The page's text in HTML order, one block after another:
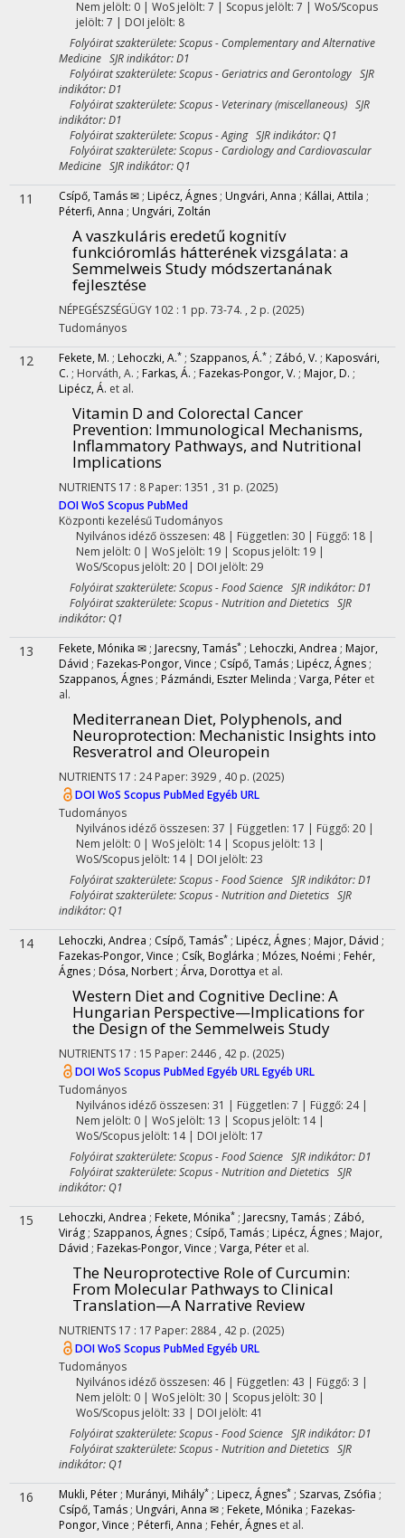
Nem jelölt: 0 | WoS jelölt: 7 | Scopus jelölt: 7 | WoS/Scopus
jelölt: 7 | DOI jelölt: 8
Folyóirat szakterülete: Scopus - Complementary and Alternative
Medicine SJR indikátor: D1
Folyóirat szakterülete: Scopus - Geriatrics and Gerontology SJR
indikátor: D1
Folyóirat szakterülete: Scopus - Veterinary (miscellaneous) SJR
indikátor: D1
Folyóirat szakterülete: Scopus - Aging SJR indikátor: Q1
Folyóirat szakterülete: Scopus - Cardiology and Cardiovascular
Medicine SJR indikátor: Q1
11 Csípő, Tamás ✉ ; Lipécz, Ágnes ; Ungvári, Anna ; Kállai, Attila ;
Péterfi, Anna ; Ungvári, Zoltán
A vaszkuláris eredetű kognitív
funkcióromlás hátterének vizsgálata: a
Semmelweis Study módszertanának
fejlesztése
NÉPEGÉSZSÉGÜGY 102 : 1 pp. 73-74. , 2 p. (2025)
Tudományos
12 Fekete, M. ; Lehoczki, A.* ; Szappanos, Á.* ; Zábó, V. ; Kaposvári,
C. ; Horváth, A. ; Farkas, Á. ; Fazekas-Pongor, V. ; Major, D. ;
Lipécz, Á. et al.
Vitamin D and Colorectal Cancer
Prevention: Immunological Mechanisms,
Inflammatory Pathways, and Nutritional
Implications
NUTRIENTS 17 : 8 Paper: 1351 , 31 p. (2025)
DOIWoS Scopus PubMed
Központi kezelésűTudományos
Nyilvános idéző összesen: 48| Független: 30 | Függő: 18 |
Nem jelölt: 0 | WoS jelölt: 19 | Scopus jelölt: 19 |
WoS/Scopus jelölt: 20 | DOI jelölt: 29
Folyóirat szakterülete: Scopus - Food Science SJR indikátor: D1
Folyóirat szakterülete: Scopus - Nutrition and Dietetics SJR
indikátor: Q1
13 Fekete, Mónika ✉ ; Jarecsny, Tamás* ; Lehoczki, Andrea ; Major,
Dávid ; Fazekas-Pongor, Vince ; Csípő, Tamás ; Lipécz, Ágnes ;
Szappanos, Ágnes ; Pázmándi, Eszter Melinda ; Varga, Péter et
al.
Mediterranean Diet, Polyphenols, and
Neuroprotection: Mechanistic Insights into
Resveratrol and Oleuropein
NUTRIENTS 17 : 24 Paper: 3929 , 40 p. (2025)
DOIWoS Scopus PubMedEgyéb URL
Tudományos
Nyilvános idéző összesen: 37 | Független: 17 | Függő: 20 |
Nem jelölt: 0 | WoS jelölt: 14 | Scopus jelölt: 13 |
WoS/Scopus jelölt: 14 | DOI jelölt: 23
Folyóirat szakterülete: Scopus - Food Science SJR indikátor: D1
Folyóirat szakterülete: Scopus - Nutrition and Dietetics SJR
indikátor: Q1
14 Lehoczki, Andrea ; Csípő, Tamás* ; Lipécz, Ágnes ; Major, Dávid ;
Fazekas-Pongor, Vince ; Csík, Boglárka ; Mózes, Noémi ; Fehér,
Ágnes ; Dósa, Norbert ; Árva, Dorottya et al.
Western Diet and Cognitive Decline: A
Hungarian Perspective—Implications for
the Design of the Semmelweis Study
NUTRIENTS 17 : 15 Paper: 2446 , 42 p. (2025)
DOIWoS Scopus PubMedEgyéb URLEgyéb URL
Tudományos
Nyilvános idéző összesen: 31 | Független: 7 | Függő: 24 |
Nem jelölt: 0 | WoS jelölt: 13 | Scopus jelölt: 14 |
WoS/Scopus jelölt: 14 | DOI jelölt: 17
Folyóirat szakterülete: Scopus - Food Science SJR indikátor: D1
Folyóirat szakterülete: Scopus - Nutrition and Dietetics SJR
indikátor: Q1
15 Lehoczki, Andrea ; Fekete, Mónika* ; Jarecsny, Tamás ; Zábó,
Virág ; Szappanos, Ágnes ; Csípő, Tamás ; Lipécz, Ágnes ; Major,
Dávid ; Fazekas-Pongor, Vince ; Varga, Péter et al.
The Neuroprotective Role of Curcumin:
From Molecular Pathways to Clinical
Translation—A Narrative Review
NUTRIENTS 17 : 17 Paper: 2884 , 42 p. (2025)
DOIWoS Scopus PubMedEgyéb URL
Tudományos
Nyilvános idéző összesen: 46| Független: 43 | Függő: 3 |
Nem jelölt: 0 | WoS jelölt: 30 | Scopus jelölt: 30 |
WoS/Scopus jelölt: 33 | DOI jelölt: 41
Folyóirat szakterülete: Scopus - Food Science SJR indikátor: D1
Folyóirat szakterülete: Scopus - Nutrition and Dietetics SJR
indikátor: Q1
16 Mukli, Péter ; Murányi, Mihály* ; Lipecz, Ágnes* ; Szarvas, Zsófia ;
Csípő, Tamás ; Ungvári, Anna ✉ ; Fekete, Mónika ; Fazekas-
Pongor, Vince ; Péterfi, Anna ; Fehér, Ágnes et al.